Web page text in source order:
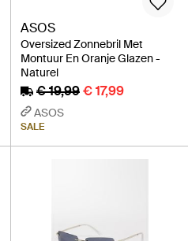
ASOS
Oversized Zonnebril Met
Montuur En Oranje Glazen -
Naturel
€ 19,99€ 17,99
ASOS
SALE